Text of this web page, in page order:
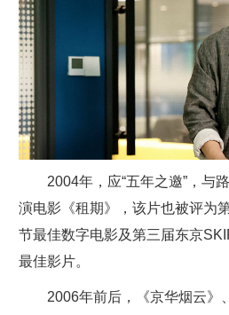
2004年，应“五年之邀”，与
演电影《租期》，该片也被评为
节最佳数字电影及第三届东京
最佳影片。
2006年前后，《京华烟云》